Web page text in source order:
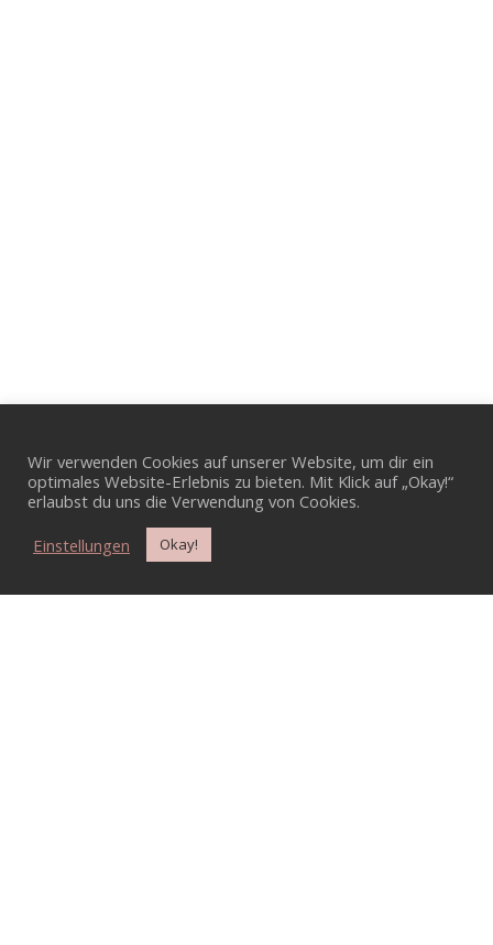
Wir verwenden Cookies auf unserer Website, um dir ein
optimales Website-Erlebnis zu bieten. Mit Klick auf „Okay!“
erlaubst du uns die Verwendung von Cookies.
Einstellungen
Okay!